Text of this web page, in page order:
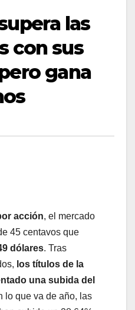
las
con sus
gana
acción, el mercado
45 centavos que
dólares. Tras
los títulos de la
una subida del
lo que va de año, las